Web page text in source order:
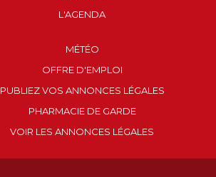
L'AGENDA
MÉTÉO
OFFRE D'EMPLOI
PUBLIEZ VOS ANNONCES LÉGALES
PHARMACIE DE GARDE
VOIR LES ANNONCES LÉGALES